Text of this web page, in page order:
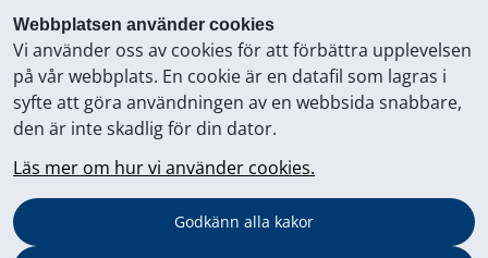
Webbplatsen använder cookies
Vi använder oss av cookies för att förbättra upplevelsen
på vår webbplats. En cookie är en datafil som lagras i
syfte att göra användningen av en webbsida snabbare,
den är inte skadlig för din dator.
Läs mer om hur vi använder cookies.
Godkänn alla kakor